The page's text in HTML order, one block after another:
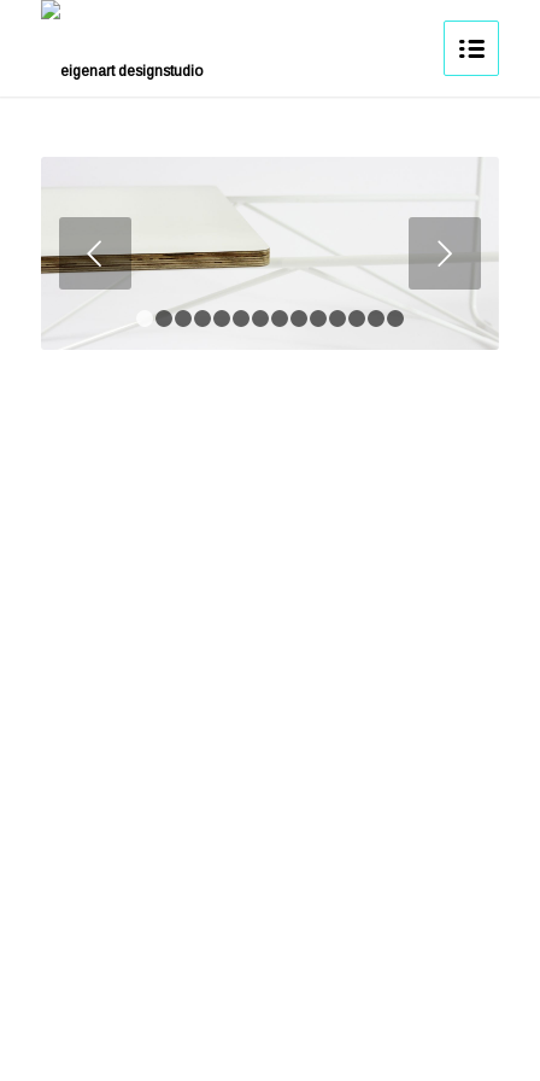
Weiter
1 2 3 4 5 6 7 8 11 12